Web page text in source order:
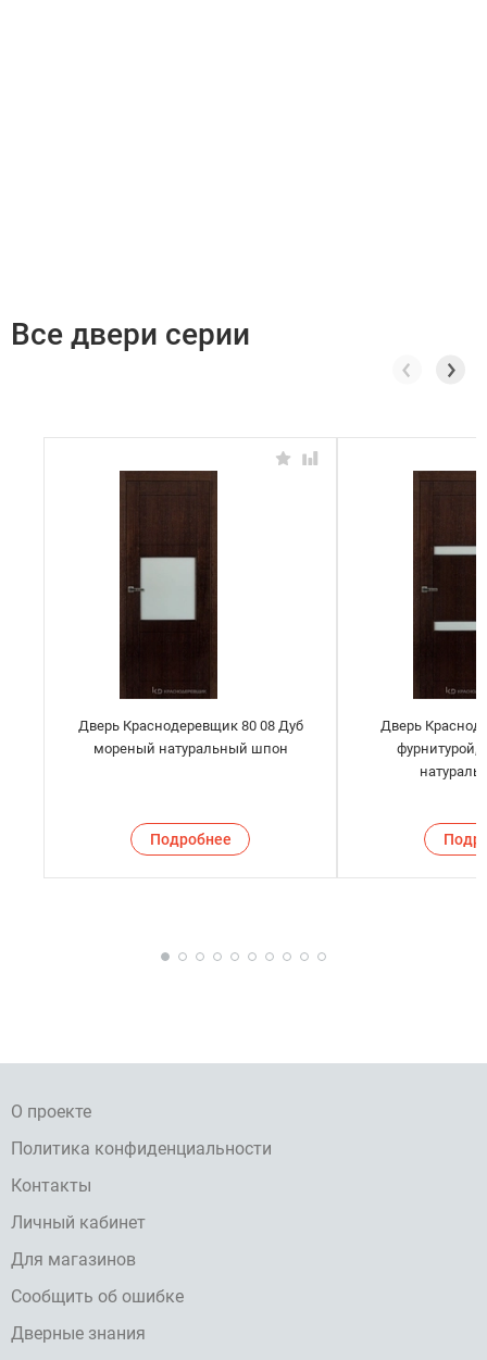
Все двери серии
Дверь Краснодеревщик 80 08 Дуб
мореный натуральный шпон
Подробнее
Дверь
фурнитурой,
О проекте
Политика конфиденциальности
Контакты
Личный кабинет
Для магазинов
Сообщить об ошибке
Дверные знания